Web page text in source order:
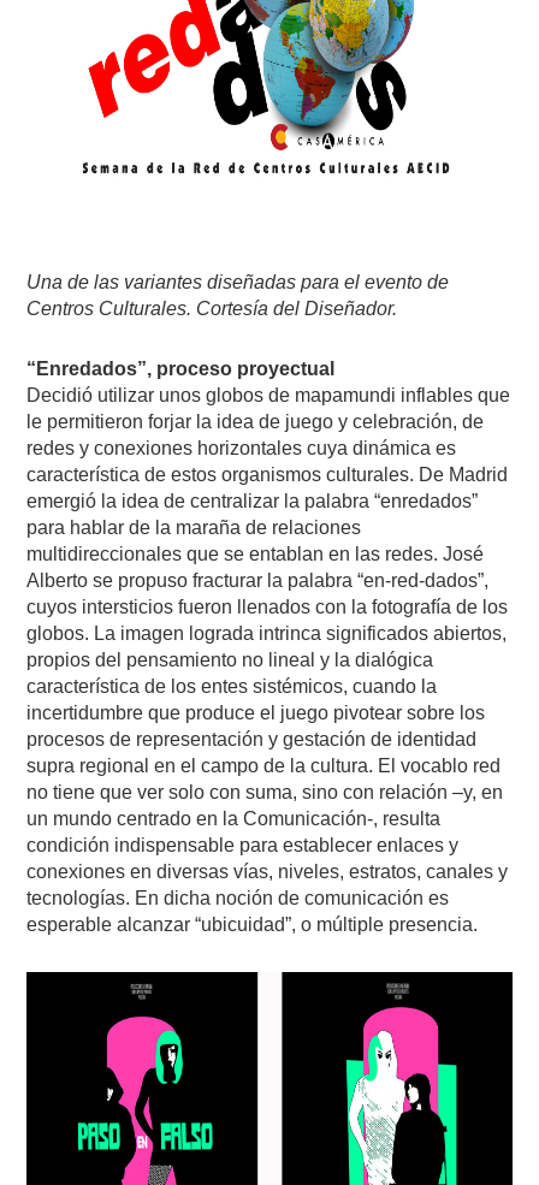
Una de las variantes diseñadas para el evento de
Centros Culturales. Cortesía del Diseñador.
“Enredados”, proceso proyectual
Decidió utilizar unos globos de mapamundi inflables que
le permitieron forjar la idea de juego y celebración, de
redes y conexiones horizontales cuya dinámica es
característica de estos organismos culturales. De Madrid
emergió la idea de centralizar la palabra “enredados”
para hablar de la maraña de relaciones
multidireccionales que se entablan en las redes. José
Alberto se propuso fracturar la palabra “en-red-dados”,
cuyos intersticios fueron llenados con la fotografía de los
globos. La imagen lograda intrinca significados abiertos,
propios del pensamiento no lineal y la dialógica
característica de los entes sistémicos, cuando la
incertidumbre que produce el juego pivotear sobre los
procesos de representación y gestación de identidad
supra regional en el campo de la cultura. El vocablo red
no tiene que ver solo con suma, sino con relación –y, en
un mundo centrado en la Comunicación-, resulta
condición indispensable para establecer enlaces y
conexiones en diversas vías, niveles, estratos, canales y
tecnologías. En dicha noción de comunicación es
esperable alcanzar “ubicuidad”, o múltiple presencia.